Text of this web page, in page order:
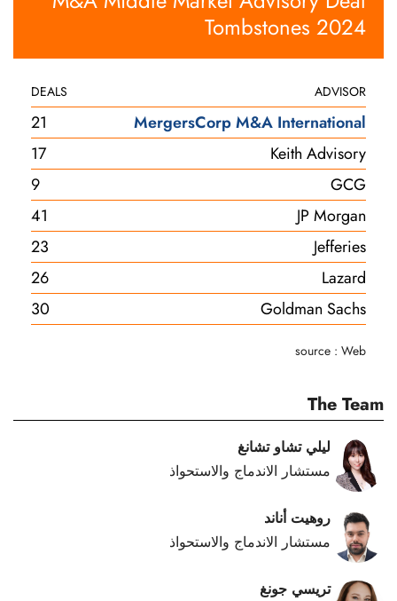
Tombstones 2024
ADVISOR
DEALS
MergersCorp M&A International
21
Keith Advisory
17
GCG
9
JP Morgan
41
Jefferies
23
Lazard
26
Goldman Sachs
30
source : Web
The Team
ليلي تشاو تشانغ
مستشار الاندماج والاستحواذ
روهيت أناند
مستشار الاندماج والاستحواذ
تريسي جونغ